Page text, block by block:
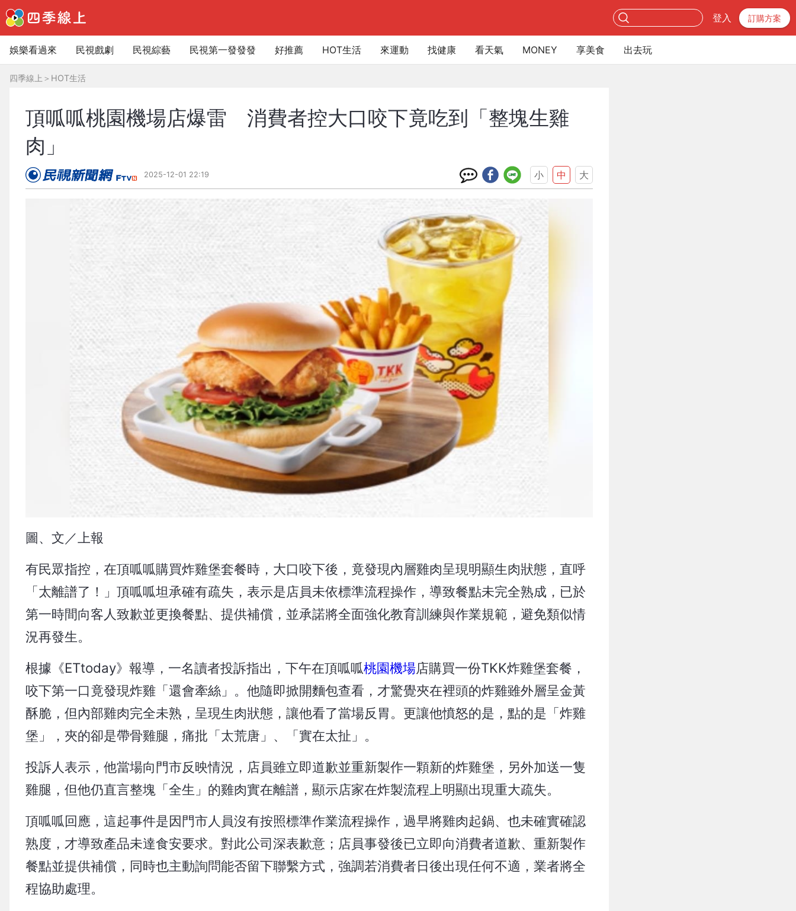
登入 訂購方案
娛樂看過來 民視戲劇 民視綜藝 民視第一發發發 好推薦 HOT生活 來運動 找健康 看天氣 MONEY 享美食 出去玩
四季線上 ＞ HOT生活
頂呱呱桃園機場店爆雷 消費者控大口咬下竟吃到「整塊生雞
肉」
2025-12-01 22:19 小 中 大
圖、文／上報
有民眾指控，在頂呱呱購買炸雞堡套餐時，大口咬下後，竟發現內層雞肉呈現明顯生肉狀態，直呼
「太離譜了！」頂呱呱坦承確有疏失，表示是店員未依標準流程操作，導致餐點未完全熟成，已於
第一時間向客人致歉並更換餐點、提供補償，並承諾將全面強化教育訓練與作業規範，避免類似情
況再發生。
根據《ETtoday》報導，一名讀者投訴指出，下午在頂呱呱桃園機場店購買一份TKK炸雞堡套餐，
咬下第一口竟發現炸雞「還會牽絲」。他隨即掀開麵包查看，才驚覺夾在裡頭的炸雞雖外層呈金黃
酥脆，但內部雞肉完全未熟，呈現生肉狀態，讓他看了當場反胃。更讓他憤怒的是，點的是「炸雞
堡」，夾的卻是帶骨雞腿，痛批「太荒唐」、「實在太扯」。
投訴人表示，他當場向門市反映情況，店員雖立即道歉並重新製作一顆新的炸雞堡，另外加送一隻
雞腿，但他仍直言整塊「全生」的雞肉實在離譜，顯示店家在炸製流程上明顯出現重大疏失。
頂呱呱回應，這起事件是因門市人員沒有按照標準作業流程操作，過早將雞肉起鍋、也未確實確認
熟度，才導致產品未達食安要求。對此公司深表歉意；店員事發後已立即向消費者道歉、重新製作
餐點並提供補償，同時也主動詢問能否留下聯繫方式，強調若消費者日後出現任何不適，業者將全
程協助處理。